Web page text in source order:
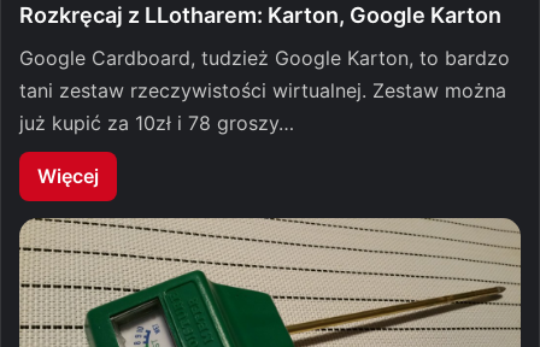
Rozkręcaj z LLotharem: Karton, Google Karton
Google Cardboard, tudzież Google Karton, to bardzo
tani zestaw rzeczywistości wirtualnej. Zestaw można
już kupić za 10zł i 78 groszy…
Więcej